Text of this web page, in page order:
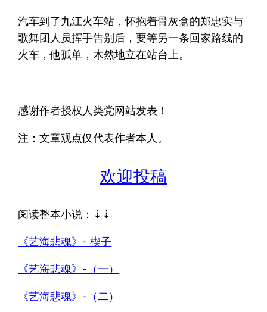
汽车到了九江火车站，怀抱着骨灰盒的郑忠实与
歌舞团人员挥手告别后，要等另一条回家路线的
火车，他孤单，木然地立在站台上。
感谢作者授权人类党网站发表！
注：文章观点仅代表作者本人。
欢迎投稿
阅读整本小说：⇣⇣
《艺海悲魂》- 楔子
《艺海悲魂》-（一）
《艺海悲魂》-（二）